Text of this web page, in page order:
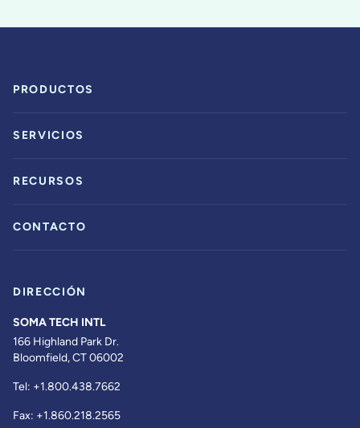
PRODUCTOS
SERVICIOS
RECURSOS
CONTACTO
DIRECCIÓN
SOMA TECH INTL
166 Highland Park Dr.
Bloomfield, CT 06002
Tel: +1.800.438.7662
Fax: +1.860.218.2565